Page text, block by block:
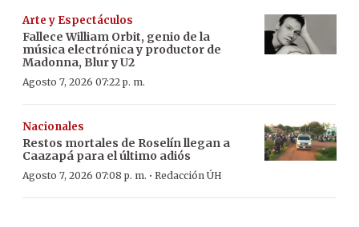
Arte y Espectáculos
Fallece William Orbit, genio de la
música electrónica y productor de
Madonna, Blur y U2
Agosto 7, 2026 07:22 p. m.
Nacionales
Restos mortales de Roselín llegan a
Caazapá para el último adiós
Agosto 7, 2026 07:08 p. m. · Redacción ÚH